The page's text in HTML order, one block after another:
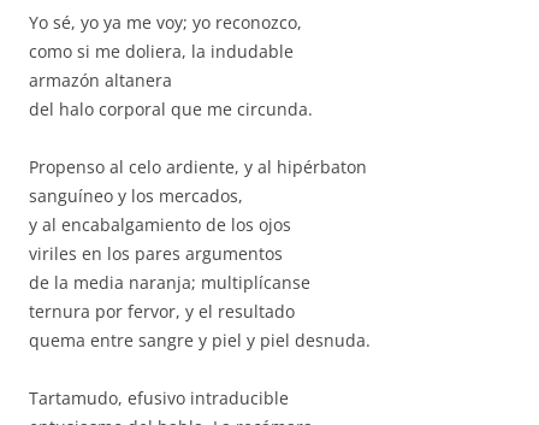
Yo sé, yo ya me voy; yo reconozco,
como si me doliera, la indudable
armazón altanera
del halo corporal que me circunda.
Propenso al celo ardiente, y al hipérbaton
sanguíneo y los mercados,
y al encabalgamiento de los ojos
viriles en los pares argumentos
de la media naranja; multiplícanse
ternura por fervor, y el resultado
quema entre sangre y piel y piel desnuda.
Tartamudo, efusivo intraducible